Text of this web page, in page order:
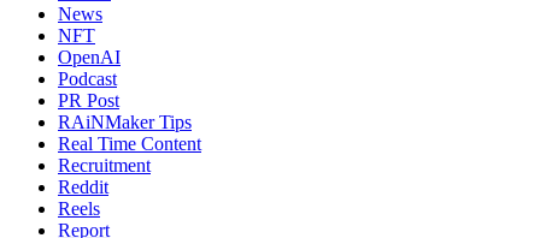
News
NFT
OpenAI
Podcast
PR Post
RAiNMaker Tips
Real Time Content
Recruitment
Reddit
Reels
Report